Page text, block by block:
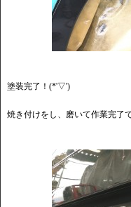
塗装完了！(*'▽')
焼き付けをし、磨いて作業完了